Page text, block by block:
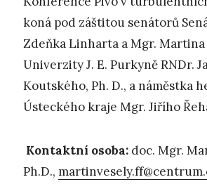
koná pod záštitou senátorů
Zdeňka Linharta a Mgr.
Univerzity J. E. Purkyně RNDr.
Koutského, Ph. D., a náměstka
Ústeckého kraje Mgr. Jiřího
Kontaktní osoba: doc. Mgr.
Ph.D.,